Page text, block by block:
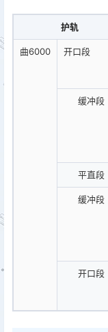
护轨
曲6000 开口段
缓冲段
平直段
缓冲段
开口段